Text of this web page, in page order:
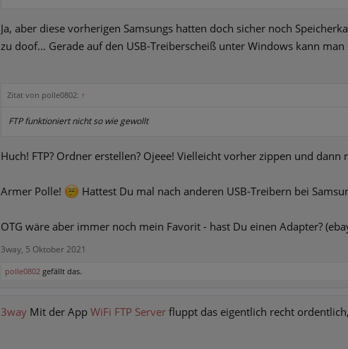
Ja, aber diese vorherigen Samsungs hatten doch sicher noch
zu doof... Gerade auf den USB-Treiberscheiß unter Windows kann
Zitat von polle0802: ↑
FTP funktioniert nicht so wie gewollt
Huch! FTP? Ordner erstellen? Ojeee! Vielleicht vorher zippen und
Armer Polle! Hattest Du mal nach anderen USB-Treibern bei
OTG wäre aber immer noch mein Favorit - hast Du einen Adapter?
3way, 5 Oktober 2021
polle0802 gefällt das.
3way Mit der App WiFi FTP Server fluppt das eigentlich recht